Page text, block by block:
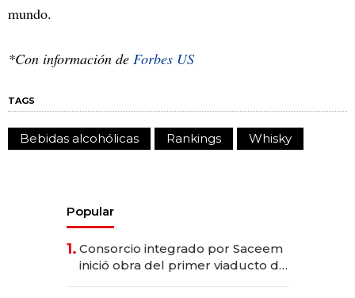
mundo.
*Con información de Forbes US
TAGS
Bebidas alcohólicas Rankings Whisky
Popular
1. Consorcio integrado por Saceem
inició obra del primer viaducto de